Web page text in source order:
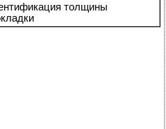
толщины